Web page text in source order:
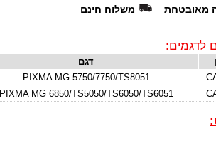
מאובטחת משלוח חינם
לדגמים:
דגם
PIXMA MG 5750/7750/TS8051
PIXMA MG 6850/TS5050/TS6050/TS6051